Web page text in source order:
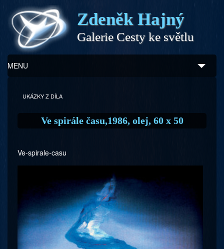
Zdeněk Hajný
Galerie Cesty ke světlu
MENU
Galerie
Doprovodný prodej
Kontakty
UKÁZKY Z DÍLA
Ve spirále času,1986, olej, 60 x 50
Ve-spirale-casu